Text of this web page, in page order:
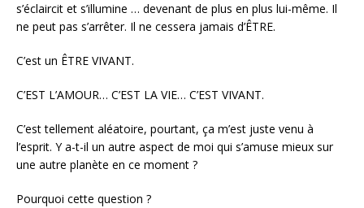
s’éclaircit et s’illumine … devenant de plus en plus lui-même. Il
ne peut pas s’arrêter. Il ne cessera jamais d’ÊTRE.
C’est un ÊTRE VIVANT.
C’EST L’AMOUR… C’EST LA VIE… C’EST VIVANT.
C’est tellement aléatoire, pourtant, ça m’est juste venu à
l’esprit. Y a-t-il un autre aspect de moi qui s’amuse mieux sur
une autre planète en ce moment ?
Pourquoi cette question ?